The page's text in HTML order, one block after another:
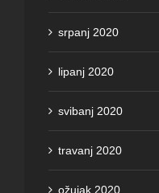
srpanj 2020
lipanj 2020
svibanj 2020
travanj 2020
ožujak 2020